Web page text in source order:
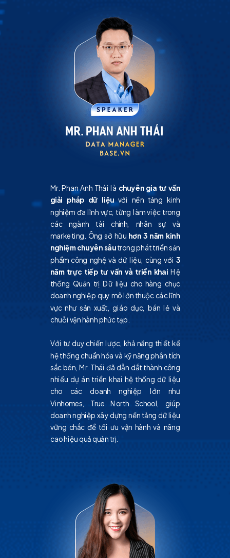
Mr. Phan Anh Thái là chuyên gia tư vấn
giải pháp dữ liệuvới nền tảng kinh
nghiệm đa lĩnh vực, từng làm việc trong
các ngành tài chính, nhân sự và
marketing. Ông sở hữu hơn 3 năm kinh
nghiệm chuyên sâutrong phát triển sản
phẩm công nghệ và dữ liệu, cùng với 3
năm trực tiếp tư vấn và triển khaiHệ
thống Quản trị Dữ liệu cho hàng chục
doanh nghiệp quy mô lớn thuộc các lĩnh
vực như sản xuất, giáo dục, bán lẻ và
chuỗi vận hành phức tạp.
Với tư duy chiến lược, khả năng thiết kế
hệ thống chuẩn hóa và kỹ năng phân tích
sắc bén, Mr. Thái đã dẫn dắt thành công
nhiều dự án triển khai hệ thống dữ liệu
cho các doanh nghiệp lớn như
Vinhomes, True North School, giúp
doanh nghiệp xây dựng nền tảng dữ liệu
vững chắc để tối ưu vận hành và nâng
cao hiệu quả quản trị.